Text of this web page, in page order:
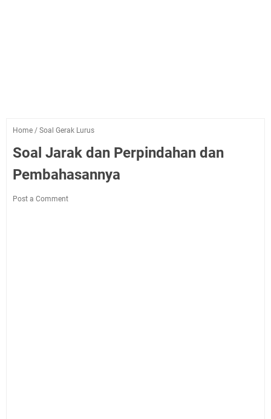
Home / Soal Gerak Lurus
Soal Jarak dan Perpindahan dan
Pembahasannya
Post a Comment